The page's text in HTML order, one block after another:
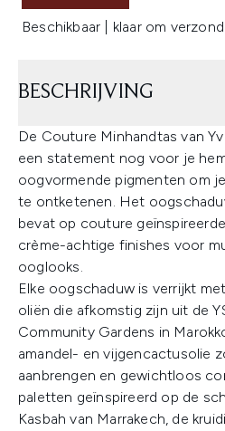
Beschikbaar | klaar om
BESCHRIJVING
De Couture Minhandtas van
een statement nog voor je
oogvormende pigmenten om
te ontketenen. Het
bevat op couture
crème-achtige finishes voor
ooglooks.
Elke oogschaduw is verrijkt
oliën die afkomstig zijn uit de
Community Gardens in
amandel- en vijgencactusolie
aanbrengen en gewichtloos
paletten geïnspireerd op de
Kasbah van Marrakech, de